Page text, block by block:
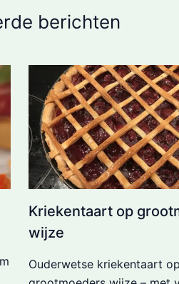
berichten
Kriekentaart op
wijze
Ouderwetse kriekentaart op